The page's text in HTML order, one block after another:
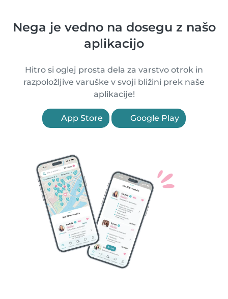
Nega je vedno na dosegu z našo
aplikacijo
Hitro si oglej prosta dela za varstvo otrok in
razpoložljive varuške v svoji bližini prek naše
aplikacije!
App Store Google Play